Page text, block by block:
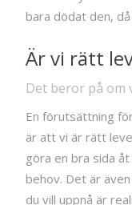
bara dödat den,
Är vi rätt
Det beror på om
En förutsättning
är att vi är rätt
göra en bra sida
behov. Det är
du vill uppnå är